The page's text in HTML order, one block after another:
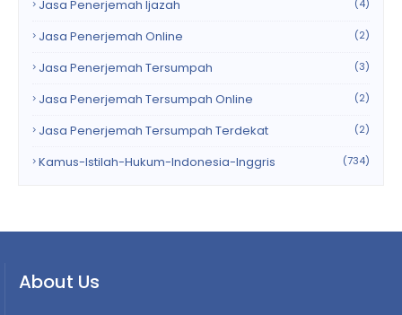
Jasa Penerjemah Ijazah (4)
Jasa Penerjemah Online (2)
Jasa Penerjemah Tersumpah (3)
Jasa Penerjemah Tersumpah Online (2)
Jasa Penerjemah Tersumpah Terdekat (2)
Kamus-Istilah-Hukum-Indonesia-Inggris (734)
About Us